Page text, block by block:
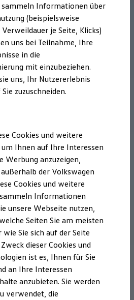
finden
6
Versionen und Updates
zu Ihrem ID.
sammeln Informationen über
(beispielsweise
je Seite, Klicks)
uns bei Teilnahme, Ihre
in die
mit einzubeziehen.
uns, Ihr Nutzererlebnis
zuzuschneiden.
Cookies und weitere
Ihnen auf Ihre Interessen
Werbung anzuzeigen,
der Volkswagen
Cookies und weitere
Informationen
unsere Webseite nutzen,
Seiten Sie am meisten
wie Sie sich auf der Seite
dieser Cookies und
ist es, Ihnen für Sie
an Ihre Interessen
anzubieten. Sie werden
verwendet, die